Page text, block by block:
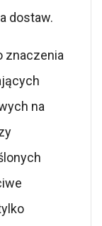
dostaw.
znaczenia
na